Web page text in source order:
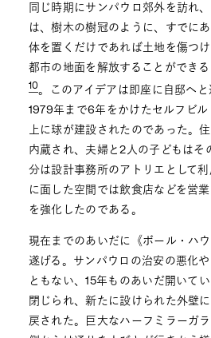
同じ時期にサンパウロ郊外を訪れ
は、樹木の樹冠のように、すでに
体を置くだけであれば土地を傷つ
都市の地面を解放することができ
10。このアイデアは即座に自邸へ
1979年まで6年をかけたセルフビ
上に球が建設されたのであった。
内蔵され、夫婦と2人の子どもはそ
分は設計事務所のアトリエとして
に面した空間では飲食店などを営
を強化したのである。
現在までのあいだに《ボール・ハ
遂げる。サンパウロの治安の悪化
ともない、15年ものあいだ開いて
閉じられ、新たに設けられた外壁
戻された。巨大なハーフミラーガ